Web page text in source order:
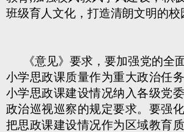
班级育人文化，打造清朗文明的校
《意见》要求，要加强党的全
小学思政课质量作为重大政治任
小学思政课建设情况纳入各级党
政治巡视巡察的规定要求。要强
把思政课建设情况作为区域教育